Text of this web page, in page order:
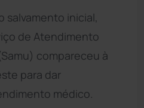
salvamento inicial,
de Atendimento
compareceu à
para dar
médico.